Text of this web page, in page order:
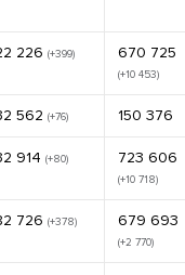
226 (+399) 670 725
(+10 453)
562 (+76) 150 376
914 (+80) 723 606
(+10 718)
726 (+378) 679 693
(+2 770)